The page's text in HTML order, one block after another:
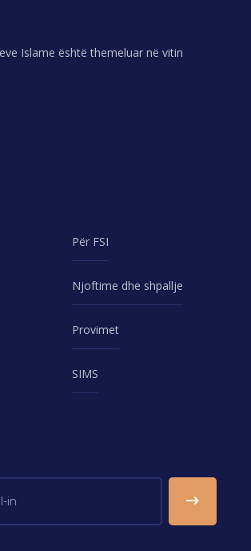
Islame është themeluar në vitin
Për FSI
Njoftime dhe shpallje
Provimet
SIMS